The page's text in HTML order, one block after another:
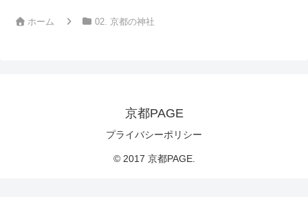
ホーム 02. 京都の神社
京都PAGE
プライバシーポリシー
© 2017 京都PAGE.